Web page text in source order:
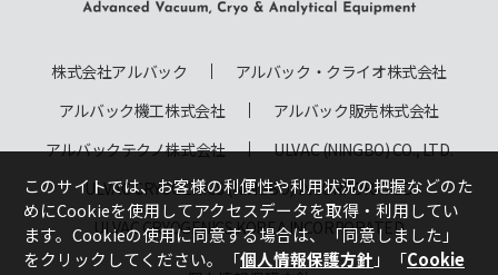
Vacuum, Cryo & Analytical
Equipment
株式会社アルバック
アルバック・クライオ株式会社
アルバック機工株式会社
アルバック販売株式会社
アルバックテクノ株式会社
ULVAC (NINGBO) CO., LTD.
ULVAC CRYOGENICS (NINGBO) INCORPORATED
ULVAC CRYOGENICS KOREA INCORPORATED
このサイトでは、お客様の利便性や利用状況の把握などのた
めにCookieを使用してアクセスデータを取得・利用してい
ます。Cookieの使用に同意する場合は、「同意しました」
をクリックしてください。「個人情報保護方針 」「Cookie